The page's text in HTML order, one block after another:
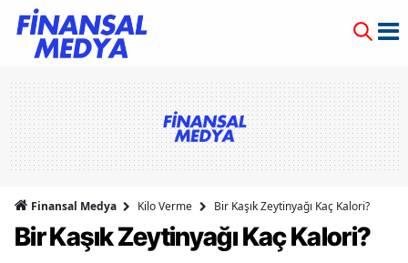
Finansal Medya Kilo Verme Bir Kaşık Zeytinyağı Kaç Kalori?
Bir Kaşık Zeytinyağı Kaç Kalori?